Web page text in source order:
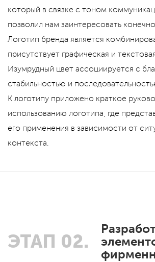
который в связке с тоном
позволил нам заинтересовать
Логотип бренда является
присутствует графическая и
Изумрудный цвет ассоциируется с
стабильностью и
К логотипу приложено краткое
использованию логотипа, где
его применения в зависимости от
контекста.
ЭТАП 02.